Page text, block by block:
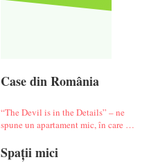
Case din România
“The Devil is in the Details” – ne
spune un apartament mic, în care te
Spații mici